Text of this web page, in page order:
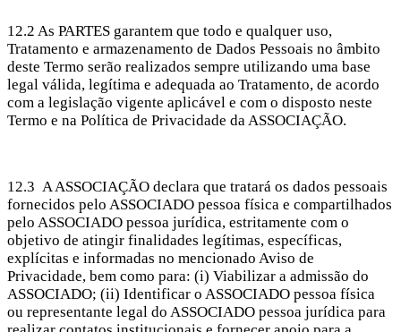
12.2 As PARTES garantem que todo e qualquer uso,
Tratamento e armazenamento de Dados Pessoais no âmbito
deste Termo serão realizados sempre utilizando uma base
legal válida, legítima e adequada ao Tratamento, de acordo
com a legislação vigente aplicável e com o disposto neste
Termo e na Política de Privacidade da ASSOCIAÇÃO.
12.3 A ASSOCIAÇÃO declara que tratará os dados pessoais
fornecidos pelo ASSOCIADO pessoa física e compartilhados
pelo ASSOCIADO pessoa jurídica, estritamente com o
objetivo de atingir finalidades legítimas, específicas,
explícitas e informadas no mencionado Aviso de
Privacidade, bem como para: (i) Viabilizar a admissão do
ASSOCIADO; (ii) Identificar o ASSOCIADO pessoa física
ou representante legal do ASSOCIADO pessoa jurídica para